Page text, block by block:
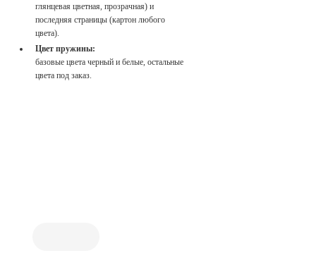
глянцевая цветная, прозрачная) и
последняя страницы (картон любого
цвета).
Цвет пружины:
базовые цвета черный и белые, остальные
цвета под заказ.